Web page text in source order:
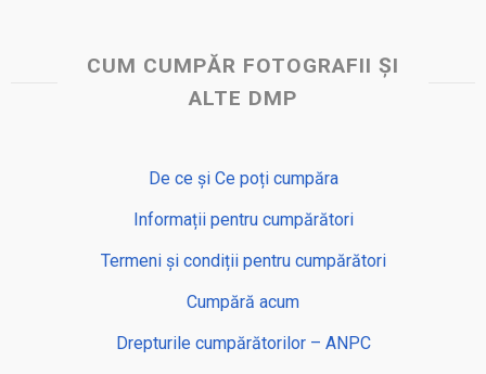
CUM CUMPĂR FOTOGRAFII ȘI
ALTE DMP
De ce și Ce poți cumpăra
Informații pentru cumpărători
Termeni și condiții pentru cumpărători
Cumpără acum
Drepturile cumpărătorilor – ANPC